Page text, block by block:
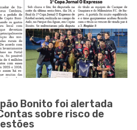
Bonito foi alertada
sobre risco de